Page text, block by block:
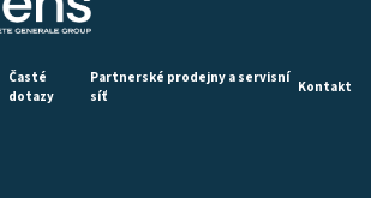
Časté
dotazy
Partnerské prodejny a servisní
síť
Kontakt